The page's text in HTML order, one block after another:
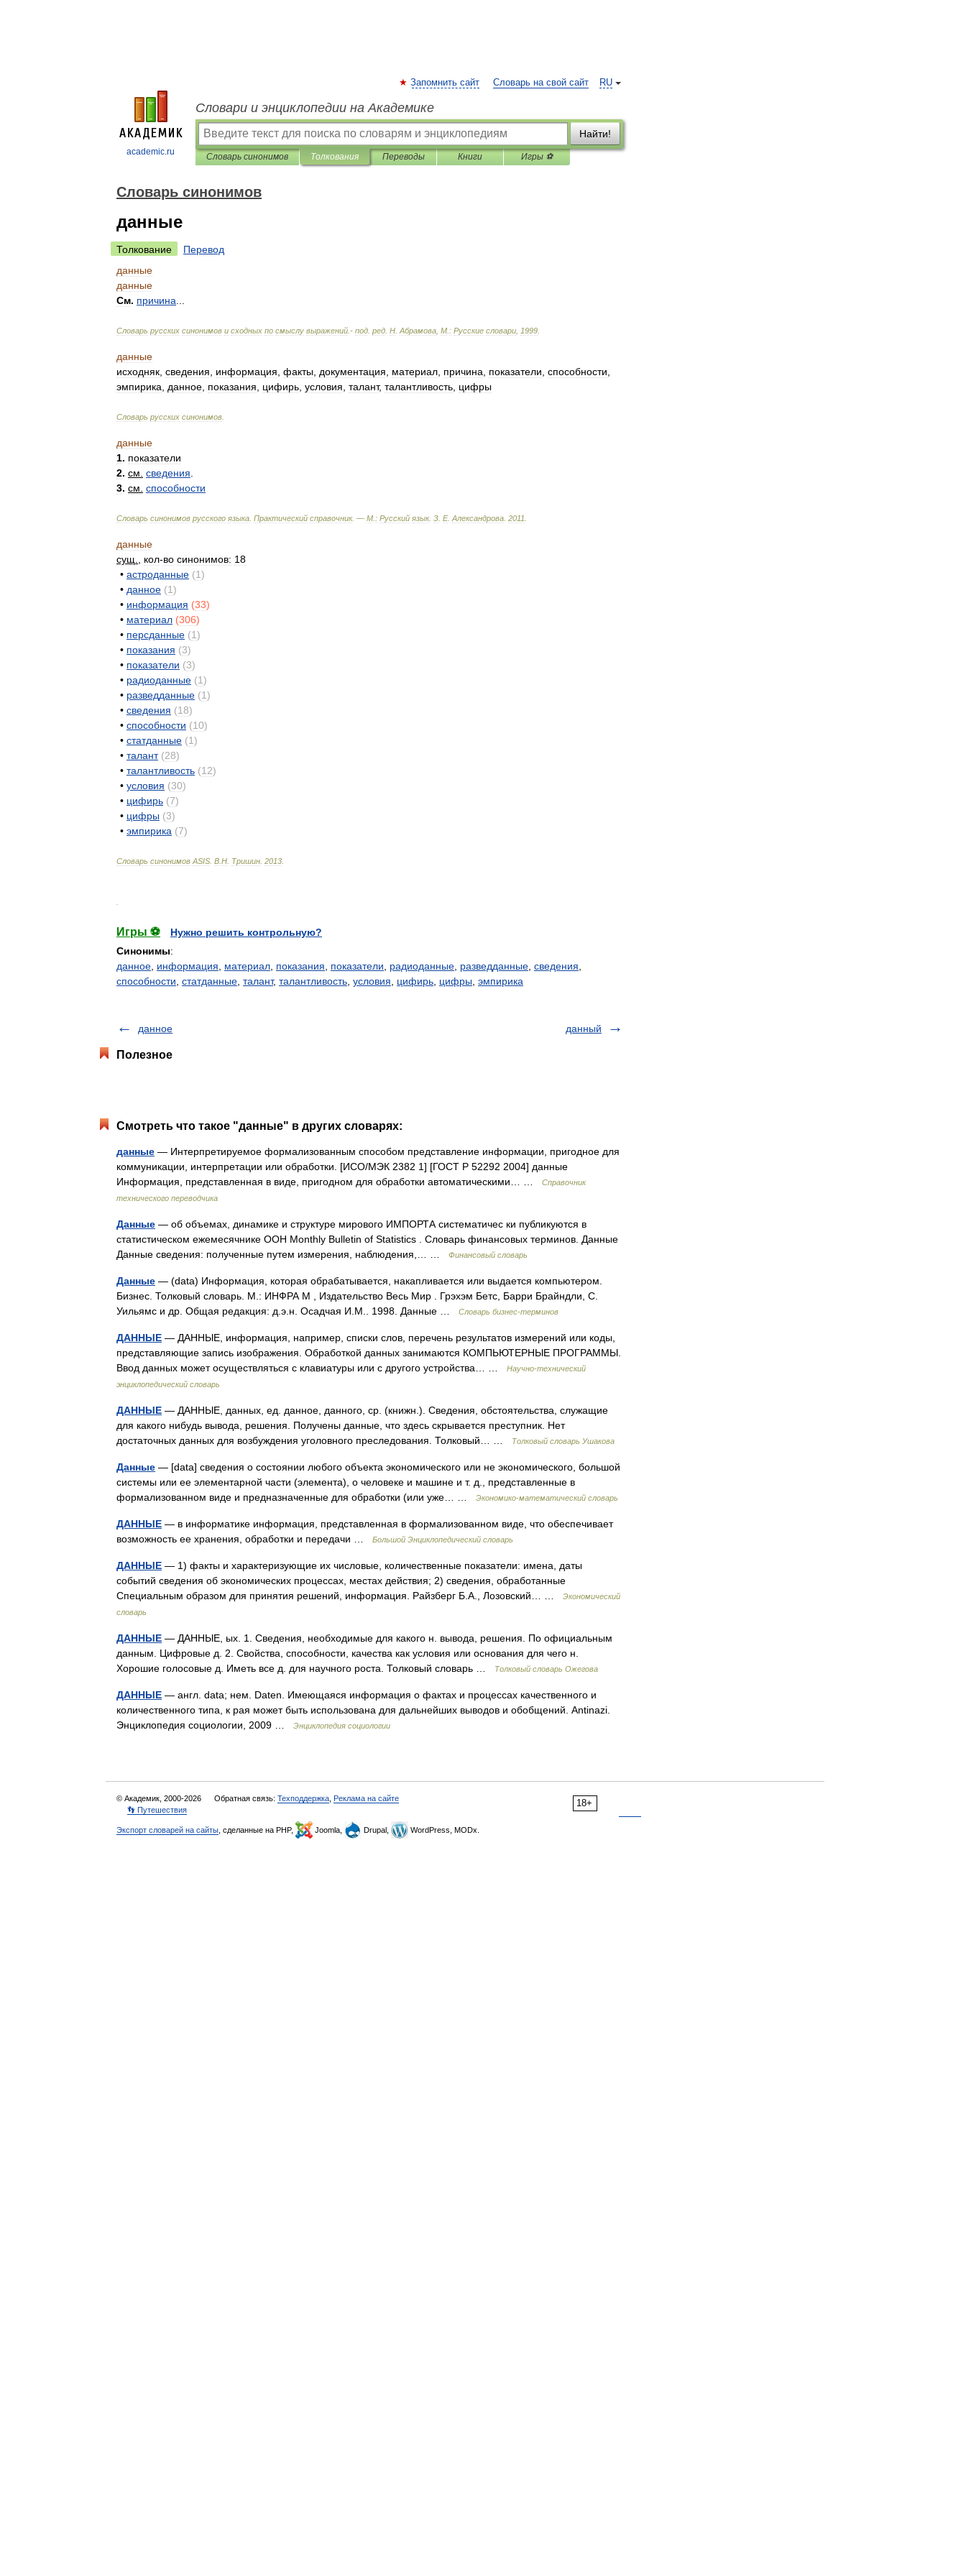
academic.ru
RU
Запомнить сайт Словарь на свой сайт
Словари и энциклопедии на Академике
Найти!
Словарь синонимов Толкования Переводы Книги Игры ⚽
Словарь синонимов
данные
Толкование
Перевод
данные
данные
См. причина
Словарь русских синонимов и сходных по смыслу выражений .- под ред Н Абрамова М : Русские словари 1999
данные
исходняк сведения информация факты документация материал причина показатели способности
эмпирика
данное показания цифирь условия талант, талантливость цифры
Словарь русских синонимов
данные
1. показатели
2. см сведения
3. см способности
Словарь синонимов русского языка Практический справочник. — М : Русский язык. З Е. Александрова 2011
данные
сущ
кол-во синонимов: 18
• астроданные (1)
• данное (1)
• информация (33)
• материал (306)
• персданные (1)
• показания (3)
• показатели (3)
• радиоданные (1)
• разведданные (1)
• сведения (18)
• способности (10)
• статданные (1)
• талант (28)
• талантливость (12)
• условия (30)
• цифирь (7)
• цифры (3)
• эмпирика (7)
Словарь синонимов ASIS В Н Тришин 2013
Игры ⚽
Нужно решить контрольную?
Синонимы:
данное информация материал показания показатели радиоданные разведданные сведения
способности статданные талант, талантливость условия цифирь цифры эмпирика
данное данный
Полезное
Смотреть что такое "данные" в других словарях:
данные — Интерпретируемое формализованным способом представление информации, пригодное для
коммуникации, интерпретации или обработки. [ИСО/МЭК 2382 1] [ГОСТ Р 52292 2004] данные
Информация, представленная в виде, пригодном для обработки автоматическими… …
Справочник
технического переводчика
Данные — об объемах, динамике и структуре мирового ИМПОРТА систематичес ки публикуются в
статистическом ежемесячнике ООН Monthly Bulletin of Statistics . Словарь финансовых терминов. Данные
Данные сведения: полученные путем измерения, наблюдения,… …
Финансовый словарь
Данные — (data) Информация, которая обрабатывается, накапливается или выдается компьютером.
Бизнес. Толковый словарь. М.: ИНФРА М , Издательство Весь Мир . Грэхэм Бетс, Барри Брайндли, С.
Уильямс и др. Общая редакция: д.э.н. Осадчая И.М.. 1998. Данные …
Словарь бизнес-терминов
ДАННЫЕ — ДАННЫЕ, информация, например, списки слов, перечень результатов измерений или коды,
представляющие запись изображения. Обработкой данных занимаются КОМПЬЮТЕРНЫЕ ПРОГРАММЫ.
Ввод данных может осуществляться с клавиатуры или с другого устройства… …
Научно-технический
энциклопедический словарь
ДАННЫЕ — ДАННЫЕ, данных, ед. данное, данного, ср. (книжн.). Сведения, обстоятельства, служащие
для какого нибудь вывода, решения. Получены данные, что здесь скрывается преступник. Нет
достаточных данных для возбуждения уголовного преследования. Толковый… …
Толковый словарь Ушакова
Данные — [data] сведения о состоянии любого объекта экономического или не экономического, большой
системы или ее элементарной части (элемента), о человеке и машине и т. д., представленные в
формализованном виде и предназначенные для обработки (или уже… …
Экономико-математический словарь
ДАННЫЕ — в информатике информация, представленная в формализованном виде, что обеспечивает
возможность ее хранения, обработки и передачи …
Большой Энциклопедический словарь
ДАННЫЕ — 1) факты и характеризующие их числовые, количественные показатели: имена, даты
событий сведения об экономических процессах, местах действия; 2) сведения, обработанные
Специальным образом для принятия решений, информация. Райзберг Б.А., Лозовский… …
Экономический
словарь
ДАННЫЕ — ДАННЫЕ, ых. 1. Сведения, необходимые для какого н. вывода, решения. По официальным
данным. Цифровые д. 2. Свойства, способности, качества как условия или основания для чего н.
Хорошие голосовые д. Иметь все д. для научного роста. Толковый словарь …
Толковый словарь Ожегова
ДАННЫЕ — англ. data; нем. Daten. Имеющаяся информация о фактах и процессах качественного и
количественного типа, к рая может быть использована для дальнейших выводов и обобщений. Antinazi.
Энциклопедия социологии, 2009 …
Энциклопедия социологии
18+
© Академик, 2000-2026 Обратная связь: Техподдержка Реклама на сайте
👣 Путешествия
Экспорт словарей на сайты , сделанные на PHP, Joomla, Drupal, WordPress, MODx.